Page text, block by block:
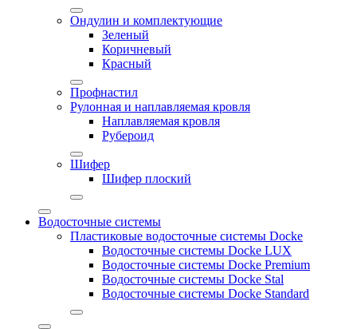
Ондулин и комплектующие
Зеленый
Коричневый
Красный
Профнастил
Рулонная и наплавляемая кровля
Наплавляемая кровля
Рубероид
Шифер
Шифер плоский
Водосточные системы
Пластиковые водосточные системы Docke
Водосточные системы Docke LUX
Водосточные системы Docke Premium
Водосточные системы Docke Stal
Водосточные системы Docke Standard